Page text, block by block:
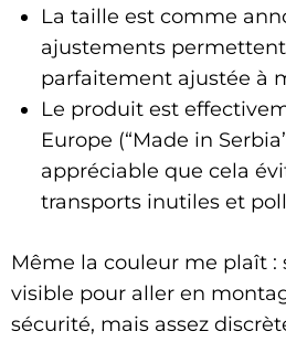
La taille est comme
ajustements permettent
parfaitement ajustée à
Le produit est
Europe (“Made in
appréciable que cela
transports inutiles et
Même la couleur me plaît
visible pour aller en
sécurité, mais assez